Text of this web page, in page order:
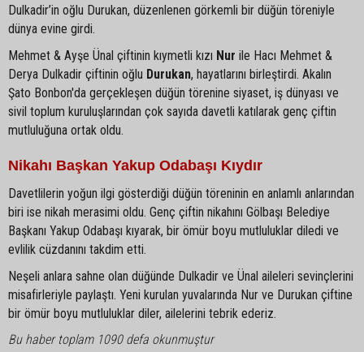
Dulkadir’in oğlu Durukan, düzenlenen görkemli bir düğün töreniyle
dünya evine girdi.
Mehmet & Ayşe Ünal çiftinin kıymetli kızı Nur ile Hacı Mehmet &
Derya Dulkadir çiftinin oğlu Durukan, hayatlarını birleştirdi. Akalın
Şato Bonbon'da gerçekleşen düğün törenine siyaset, iş dünyası ve
sivil toplum kuruluşlarından çok sayıda davetli katılarak genç çiftin
mutluluğuna ortak oldu.
Nikahı Başkan Yakup Odabaşı Kıydır
Davetlilerin yoğun ilgi gösterdiği düğün töreninin en anlamlı anlarından
biri ise nikah merasimi oldu. Genç çiftin nikahını Gölbaşı Belediye
Başkanı Yakup Odabaşı kıyarak, bir ömür boyu mutluluklar diledi ve
evlilik cüzdanını takdim etti.
Neşeli anlara sahne olan düğünde Dulkadir ve Ünal aileleri sevinçlerini
misafirleriyle paylaştı. Yeni kurulan yuvalarında Nur ve Durukan çiftine
bir ömür boyu mutluluklar diler, ailelerini tebrik ederiz.
Bu haber toplam 1090 defa okunmuştur